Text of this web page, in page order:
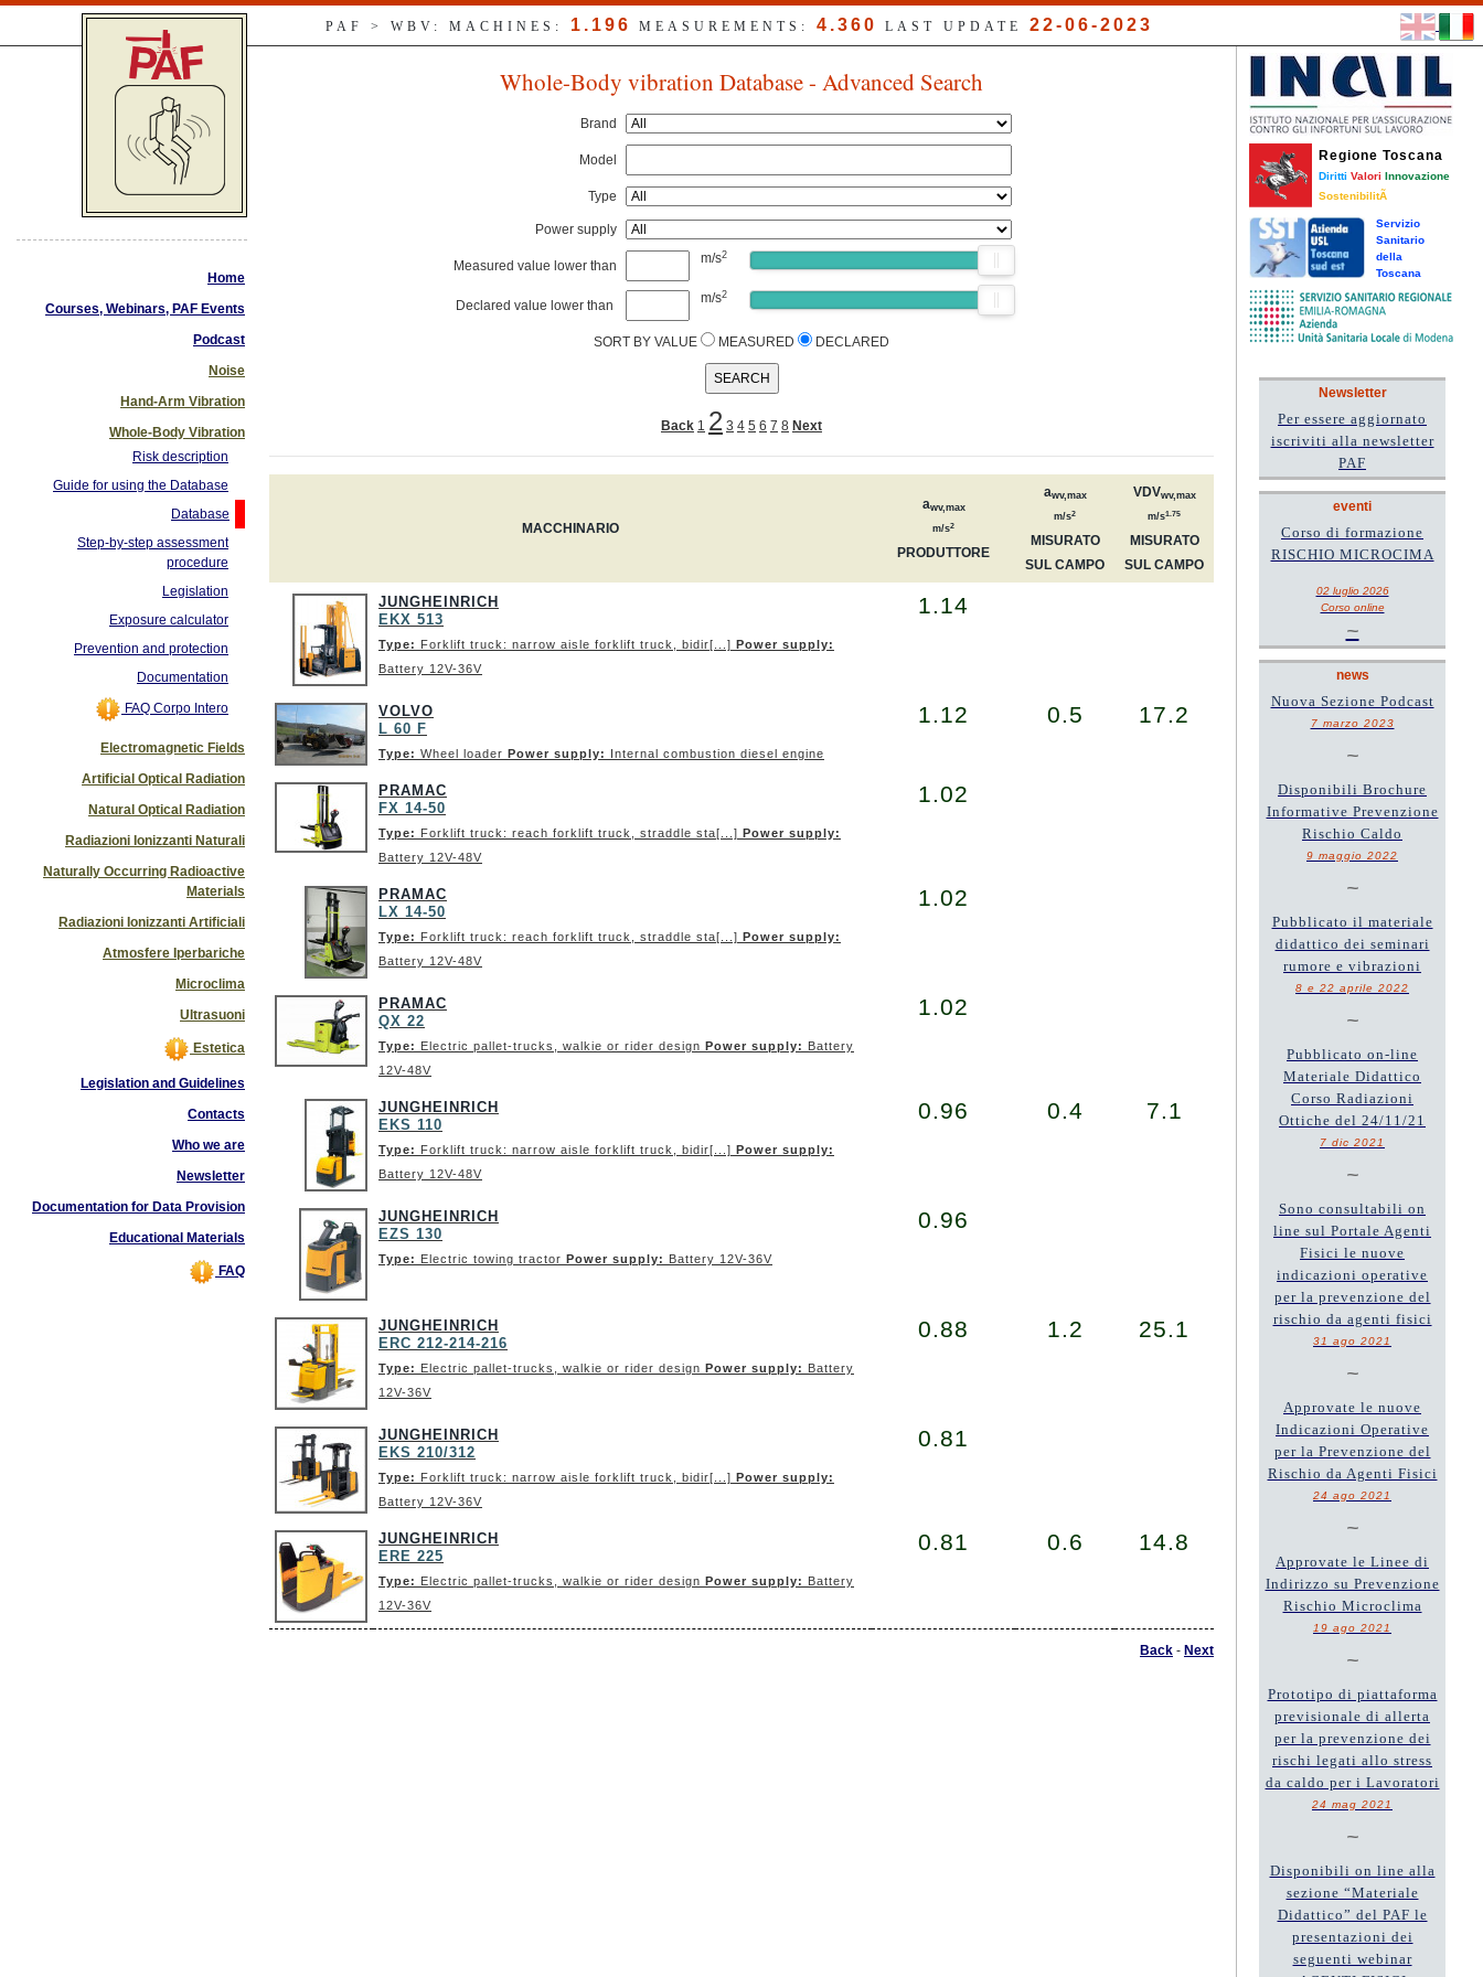
PAF > WBV: MACHINES: 1.196 MEASUREMENTS: 4.360 LAST UPDATE 22-06-2023
Home
Courses, Webinars, PAF Events
Podcast
Noise
Hand-Arm Vibration
Whole-Body Vibration
Risk description
Guide for using the Database
Database
Step-by-step assessment
procedure
Legislation
Exposure calculator
Prevention and protection
Documentation
FAQ Corpo Intero
Electromagnetic Fields
Artificial Optical Radiation
Natural Optical Radiation
Radiazioni Ionizzanti Naturali
Naturally Occurring Radioactive
Materials
Radiazioni Ionizzanti Artificiali
Atmosfere Iperbariche
Microclima
Ultrasuoni
Estetica
Legislation and Guidelines
Contacts
Who we are
Newsletter
Documentation for Data Provision
Educational Materials
FAQ
Whole-Body vibration Database - Advanced Search
Brand
Model
Type
Power supply
Measured value lower than m/s2
Declared value lower than m/s2
SORT BY VALUE MEASURED DECLARED
Back 1 2 3 4 5 6 7 8 Next
MACCHINARIO
awv,max
m/s2
PRODUTTORE
awv,max
m/s2
MISURATO
SUL CAMPO
VDVwv,max
m/s1.75
MISURATO
SUL CAMPO
JUNGHEINRICH
EKX 513
Type: Forklift truck: narrow aisle forklift truck, bidir[...] Power supply:
Battery 12V-36V
1.14
VOLVO
L 60 F
Type: Wheel loader Power supply: Internal combustion diesel engine
1.12 0.5 17.2
PRAMAC
FX 14-50
Type: Forklift truck: reach forklift truck, straddle sta[...] Power supply:
Battery 12V-48V
1.02
PRAMAC
LX 14-50
Type: Forklift truck: reach forklift truck, straddle sta[...] Power supply:
Battery 12V-48V
1.02
PRAMAC
QX 22
Type: Electric pallet-trucks, walkie or rider design Power supply: Battery
12V-48V
1.02
JUNGHEINRICH
EKS 110
Type: Forklift truck: narrow aisle forklift truck, bidir[...] Power supply:
Battery 12V-48V
0.96 0.4 7.1
JUNGHEINRICH
EZS 130
Type: Electric towing tractor Power supply: Battery 12V-36V
0.96
JUNGHEINRICH
ERC 212-214-216
Type: Electric pallet-trucks, walkie or rider design Power supply: Battery
12V-36V
0.88 1.2 25.1
JUNGHEINRICH
EKS 210/312
Type: Forklift truck: narrow aisle forklift truck, bidir[...] Power supply:
Battery 12V-36V
0.81
JUNGHEINRICH
ERE 225
Type: Electric pallet-trucks, walkie or rider design Power supply: Battery
12V-36V
0.81 0.6 14.8
Back - Next
Regione Toscana
Diritti Valori Innovazione
SostenibilitÃ
Servizio
Sanitario
della
Toscana
Newsletter
Per essere aggiornato
iscriviti alla newsletter
PAF
eventi
Corso di formazione
RISCHIO MICROCIMA
02 luglio 2026
Corso online
~
news
Nuova Sezione Podcast
7 marzo 2023
~
Disponibili Brochure
Informative Prevenzione
Rischio Caldo
9 maggio 2022
~
Pubblicato il materiale
didattico dei seminari
rumore e vibrazioni
8 e 22 aprile 2022
~
Pubblicato on-line
Materiale Didattico
Corso Radiazioni
Ottiche del 24/11/21
7 dic 2021
~
Sono consultabili on
line sul Portale Agenti
Fisici le nuove
indicazioni operative
per la prevenzione del
rischio da agenti fisici
31 ago 2021
~
Approvate le nuove
Indicazioni Operative
per la Prevenzione del
Rischio da Agenti Fisici
24 ago 2021
~
Approvate le Linee di
Indirizzo su Prevenzione
Rischio Microclima
19 ago 2021
~
Prototipo di piattaforma
previsionale di allerta
per la prevenzione dei
rischi legati allo stress
da caldo per i Lavoratori
24 mag 2021
~
Disponibili on line alla
sezione “Materiale
Didattico” del PAF le
presentazioni dei
seguenti webinar